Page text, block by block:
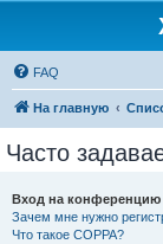
FAQ
На главную
Часто
Вход на конференцию
Зачем мне нужно
Что такое COPPA?